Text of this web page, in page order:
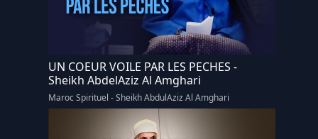
UN COEUR VOILE PAR LES PECHES -
Sheikh AbdelAziz Al Amghari
Maroc Spirituel - Sheikh AbdulAziz Al Amghari